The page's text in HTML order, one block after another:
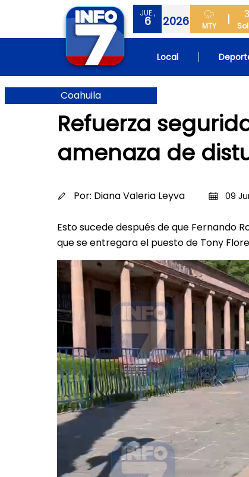
JUE.,
6 2026 MTY
Local
Coahuila
Refuerza
amenaza de
Por: Diana Valeria Leyva 09
Esto sucede después de que Fernando
que se entregara el puesto de Tony